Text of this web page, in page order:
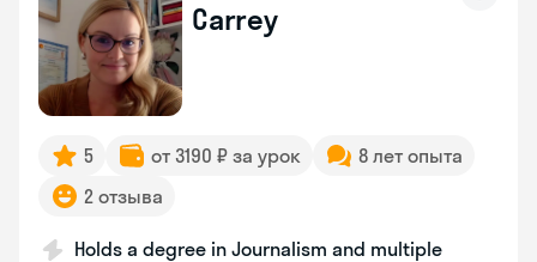
Carrey
5 от 3190 ₽ за урок
8 лет опыта
2 отзыва
Holds a degree in Journalism and multiple